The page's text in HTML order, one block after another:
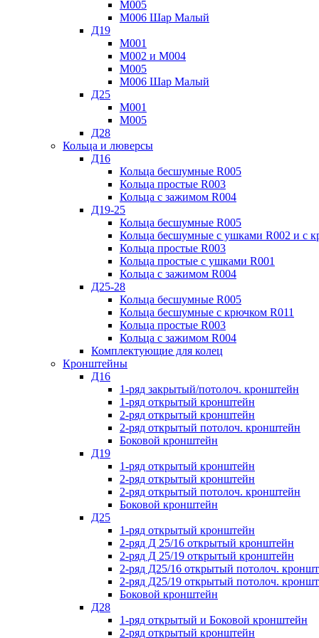
М005
М006 Шар Малый
Д19
М001
М002 и М004
М005
М006 Шар Малый
Д25
М001
М005
Д28
Кольца и люверсы
Д16
Кольца бесшумные R005
Кольца простые R003
Кольца с зажимом R004
Д19-25
Кольца бесшумные R005
Кольца бесшумные с ушками R002 и с
Кольца простые R003
Кольца простые с ушками R001
Кольца с зажимом R004
Д25-28
Кольца бесшумные R005
Кольца бесшумные с крючком R011
Кольца простые R003
Кольца с зажимом R004
Комплектующие для колец
Кронштейны
Д16
1-ряд закрытый/потолоч. кронштейн
1-ряд открытый кронштейн
2-ряд открытый кронштейн
2-ряд открытый потолоч. кронштейн
Боковой кронштейн
Д19
1-ряд открытый кронштейн
2-ряд открытый кронштейн
2-ряд открытый потолоч. кронштейн
Боковой кронштейн
Д25
1-ряд открытый кронштейн
2-ряд Д 25/16 открытый кронштейн
2-ряд Д 25/19 открытый кронштейн
2-ряд Д25/16 открытый потолоч.
2-ряд Д25/19 открытый потолоч.
Боковой кронштейн
Д28
1-ряд открытый и Боковой кронштейн
2-ряд открытый кронштейн